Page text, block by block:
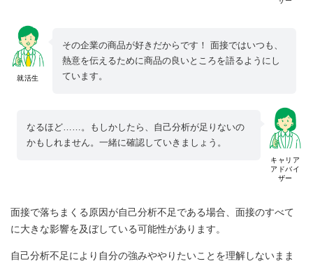
就活生
その企業の商品が好きだからです！ 面接ではいつも、
熱意を伝えるために商品の良いところを語るようにし
ています。
キャリア
アドバイ
ザー
なるほど……。もしかしたら、自己分析が足りないの
かもしれません。一緒に確認していきましょう。
面接で落ちまくる原因が自己分析不足である場合、面接のすべて
に大きな影響を及ぼしている可能性があります。
自己分析不足により自分の強みややりたいことを理解しないまま